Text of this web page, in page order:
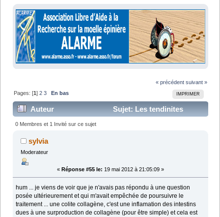
« précédent suivant »
IMPRIMER
Pages: [1]2 3 En bas
Auteur
Sujet: Les tendinites
comment les traiter ??? (Lu 64991 fois)
0 Membres et 1 Invité sur ce sujet
sylvia
Moderateur
« Réponse #55 le: 19 mai 2012 à 21:05:09 »
hum ... je viens de voir que je n'avais pas répondu à une question
posée ultérieurement et qui m'avait empêchée de poursuivre le
traitement ... une colite collagène, c'est une inflamation des intestins
dues à une surproduction de collagène (pour être simple) et cela est